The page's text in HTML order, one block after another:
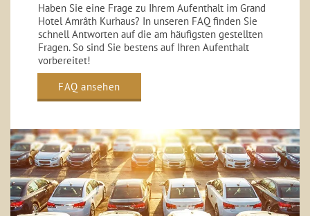
Haben Sie eine Frage zu Ihrem Aufenthalt im Grand
Hotel Amrâth Kurhaus? In unseren FAQ finden Sie
schnell Antworten auf die am häufigsten gestellten
Fragen. So sind Sie bestens auf Ihren Aufenthalt
vorbereitet!
FAQ ansehen